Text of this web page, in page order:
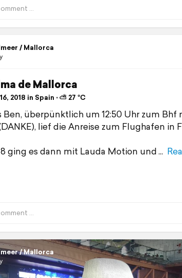
/ Mallorca
de Mallorca
2018 in Spain ⋅ ⛅ 27 °C
Ben, überpünktlich um 12:50 Uhr zum Bhf
lief die Anreise zum Flughafen in
ging es dann mit Lauda Motion und
/ Mallorca